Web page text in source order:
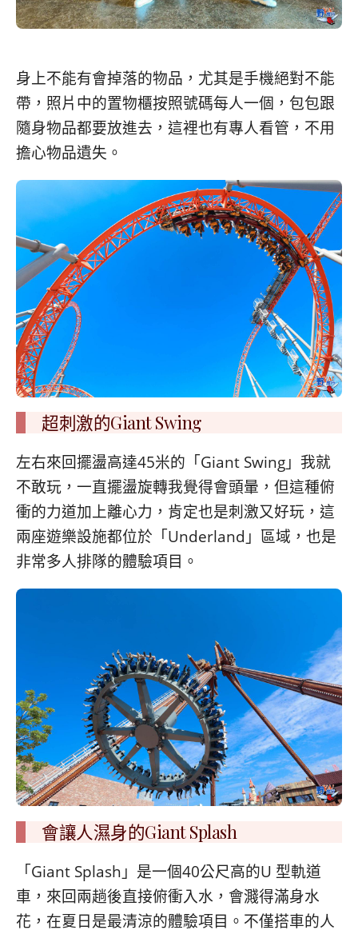
身上不能有會掉落的物品，尤其是手機絕對不能
帶，照片中的置物櫃按照號碼每人一個，包包跟
隨身物品都要放進去，這裡也有專人看管，不用
擔心物品遺失。
超刺激的Giant Swing
左右來回擺盪高達45米的「Giant Swing」我就
不敢玩，一直擺盪旋轉我覺得會頭暈，但這種俯
衝的力道加上離心力，肯定也是刺激又好玩，這
兩座遊樂設施都位於「Underland」區域，也是
非常多人排隊的體驗項目。
會讓人濕身的Giant Splash
「Giant Splash」是一個40公尺高的U 型軌道
車，來回兩趟後直接俯衝入水，會濺得滿身水
花，在夏日是最清涼的體驗項目。不僅搭車的人